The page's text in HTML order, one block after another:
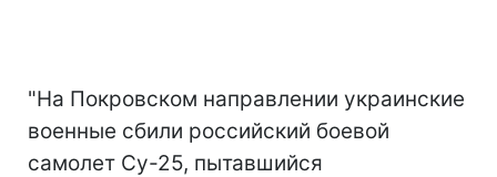
"На Покровском направлении украинские
военные сбили российский боевой
самолет Су-25, пытавшийся